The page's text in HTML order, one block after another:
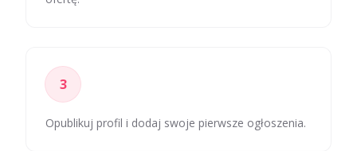
3
Opublikuj profil i dodaj swoje pierwsze ogłoszenia.